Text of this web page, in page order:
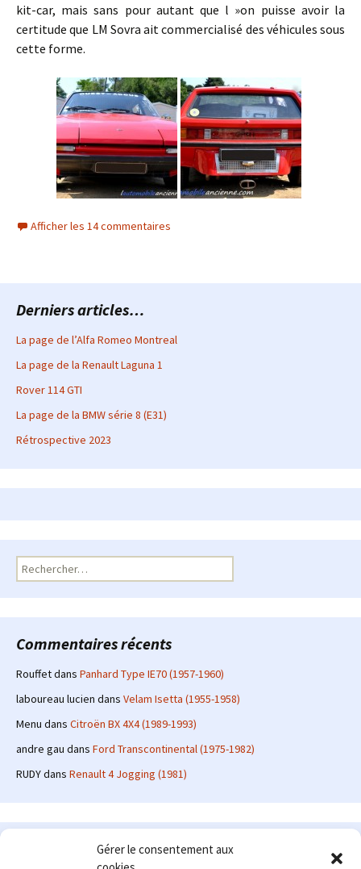
Gérer le consentement aux
kit-car, mais sans pour autant que l »on puisse avoir la
certitude que LM Sovra ait commercialisé des véhicules sous
cette forme.
Afficher les 14 commentaires
Derniers articles…
La page de l’Alfa Romeo Montreal
La page de la Renault Laguna 1
Rover 114 GTI
La page de la BMW série 8 (E31)
Rétrospective 2023
Rechercher :
Commentaires récents
Rouffetdans Panhard Type IE70 (1957-1960)
laboureau lucien dans Velam Isetta (1955-1958)
Menu dans Citroën BX 4X4 (1989-1993)
andre gau dans Ford Transcontinental (1975-1982)
RUDYdans Renault 4 Jogging (1981)
Le site en quelques mots